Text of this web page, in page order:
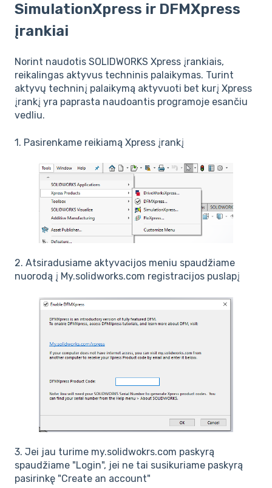
SimulationXpress ir DFMXpress
įrankiai
Norint naudotis SOLIDWORKS Xpress įrankiais,
reikalingas aktyvus techninis palaikymas. Turint
aktyvų techninį palaikymą aktyvuoti bet kurį Xpress
įrankį yra paprasta naudoantis programoje esančiu
vedliu.
1. Pasirenkame reikiamą Xpress įrankį
2. Atsiradusiame aktyvacijos meniu spaudžiame
nuorodą į My.solidworks.com registracijos puslapį
3. Jei jau turime my.solidwokrs.com paskyrą
spaudžiame "Login", jei ne tai susikuriame paskyrą
pasirinkę "Create an account"